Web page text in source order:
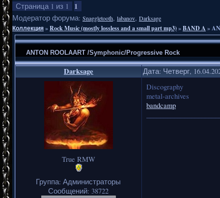
Страница 1 из 1 1
Модератор форума: Snaggletooth, labanov, Darksage
Коллекция»Rock Music (mostly lossless and a small part mp3)»BAND A »
ANTON ROOLAART /Symphonic/Progressive Rock
Darksage Дата: Четверг,
True RMW
Группа: Администраторы
Сообщений: 38722
Discography
metal-archives
bandcamp